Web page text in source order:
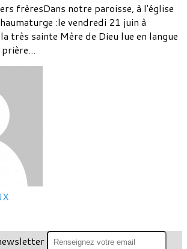
frèresDans notre paroisse, à l'église
:le vendredi 21 juin à
très sainte Mère de Dieu lue en langue